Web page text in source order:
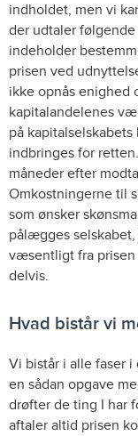
indholdet, men vi
der udtaler
indeholder
prisen ved
ikke opnås enighed
kapitalandelenes
på
indbringes for
måneder efter
Omkostningerne til
som ønsker
pålægges
væsentligt fra
delvis.
Hvad bistår vi
Vi bistår i alle faser
en sådan opgave
drøfter de ting I har
aftaler altid prisen